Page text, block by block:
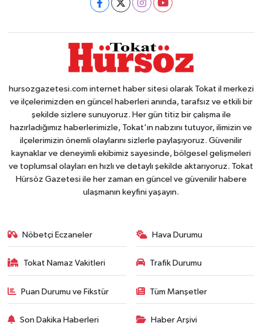
hursozgazetesi.com internet haber sitesi olarak Tokat il merkezi
ve ilçelerimizden en güncel haberleri anında, tarafsız ve etkili bir
şekilde sizlere sunuyoruz. Her gün titiz bir çalışma ile
hazırladığımız haberlerimizle, Tokat'ın nabzını tutuyor, ilimizin ve
ilçelerimizin önemli olaylarını sizlerle paylaşıyoruz. Güvenilir
kaynaklar ve deneyimli ekibimiz sayesinde, bölgesel gelişmeleri
ve toplumsal olayları en hızlı ve detaylı şekilde aktarıyoruz. Tokat
Hürsöz Gazetesi ile her zaman en güncel ve güvenilir habere
ulaşmanın keyfini yaşayın.
Nöbetçi Eczaneler Hava Durumu
Tokat Namaz Vakitleri Trafik Durumu
Puan Durumu ve Fikstür Tüm Manşetler
Son Dakika Haberleri Haber Arşivi